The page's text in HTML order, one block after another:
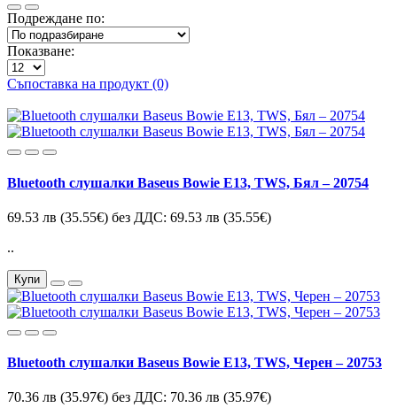
Подреждане по:
Показване:
Съпоставка на продукт (0)
Bluetooth слушалки Baseus Bowie E13, TWS, Бял – 20754
69.53 лв (35.55€) без ДДС: 69.53 лв (35.55€)
..
Купи
Bluetooth слушалки Baseus Bowie E13, TWS, Черен – 20753
70.36 лв (35.97€) без ДДС: 70.36 лв (35.97€)